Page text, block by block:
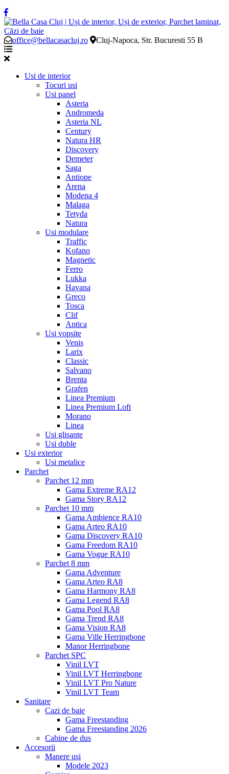
office@bellacasacluj.ro Cluj-Napoca, Str. Bucuresti 55 B
Usi de interior
Tocuri usi
Usi panel
Asteria
Andromeda
Asteria NL
Century
Natura HR
Discovery
Demeter
Saga
Antiope
Arena
Modena 4
Malaga
Tetyda
Natura
Usi modulare
Traffic
Kofano
Magnetic
Ferro
Lukka
Havana
Greco
Tosca
Clif
Antica
Usi vopsite
Venis
Larix
Classic
Salvano
Brenta
Grafen
Linea Premium
Linea Premium Loft
Morano
Linea
Usi glisante
Usi duble
Usi exterior
Usi metalice
Parchet
Parchet 12 mm
Gama Extreme RA12
Gama Story RA12
Parchet 10 mm
Gama Ambience RA10
Gama Arteo RA10
Gama Discovery RA10
Gama Freedom RA10
Gama Vogue RA10
Parchet 8 mm
Gama Adventure
Gama Arteo RA8
Gama Harmony RA8
Gama Legend RA8
Gama Pool RA8
Gama Trend RA8
Gama Vision RA8
Gama Ville Herringbone
Manor Herringbone
Parchet SPC
Vinil LVT
Vinil LVT Herringbone
Vinil LVT Pro Nature
Vinil LVT Team
Sanitare
Cazi de baie
Gama Freestanding
Gama Freestanding 2026
Cabine de dus
Accesorii
Manere usi
Modele 2023